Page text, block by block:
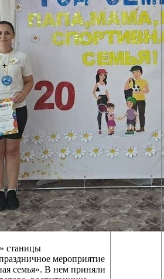
станицы
мероприятие
семья». В нем приняли